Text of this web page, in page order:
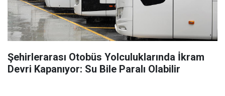
Şehirlerarası Otobüs Yolculuklarında İkram
Devri Kapanıyor: Su Bile Paralı Olabilir